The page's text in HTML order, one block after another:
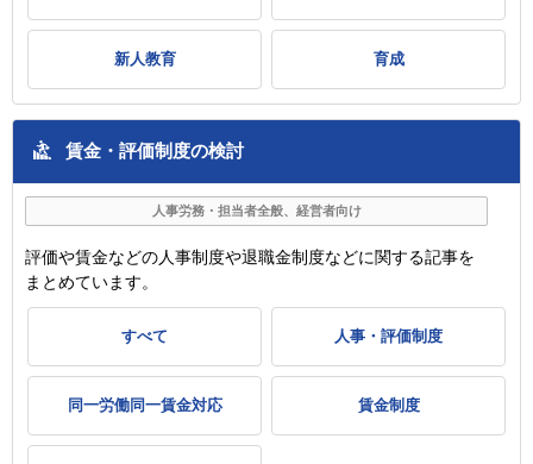
新人教育 育成
賃金・評価制度の検討
人事労務・担当者全般、経営者向け
評価や賃金などの人事制度や退職金制度などに関する記事を
まとめています。
すべて 人事・評価制度
同一労働同一賃金対応 賃金制度